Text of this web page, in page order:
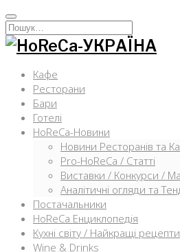
Перейти
к
содержимому
Искать:
Кафе
Ресторани
Бари
Готелі
HoReCa-Новини
Новини Ресторанів та
Pro-HoReCa / Статті
Виставки / Конкурси /
Аналітичні огляди та
Постачальники
HoReCa Енциклопедія
Кухні світу / Найкращі рецепти
Wine & Drinks